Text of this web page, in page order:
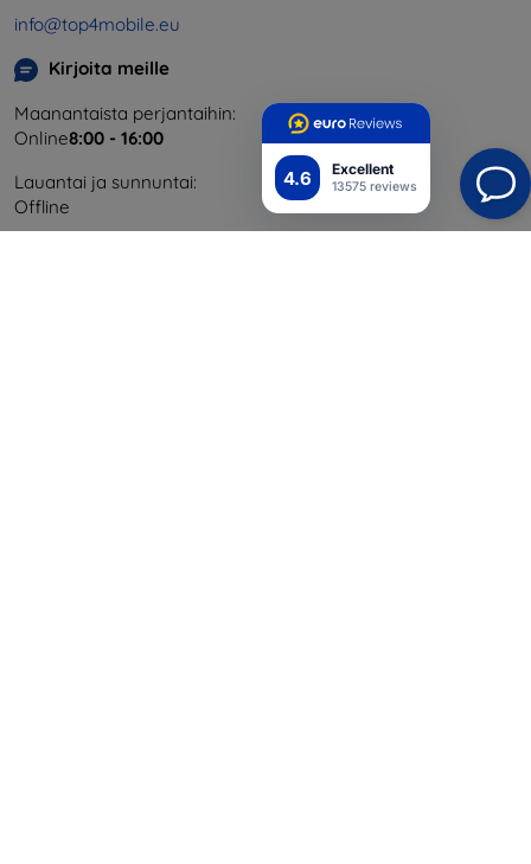
4.6 Excellent
13575 reviews
info@top4mobile.eu
Kirjoita meille
Maanantaista perjantaihin:
Online8:00 - 16:00
Lauantai ja sunnuntai:
Offline